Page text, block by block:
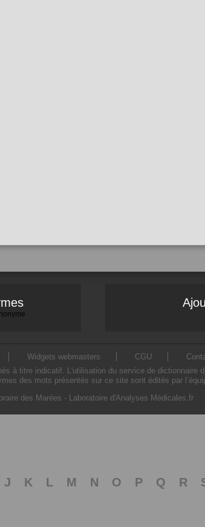
Widgets webmasters CGU
à titre indicatif. L'utilisation du service de dictionnaire
des mots présentés sur ce site sont édités par
des Marées - Laboratoire d'Analyses Médicales.fr
J K L M N O P Q R